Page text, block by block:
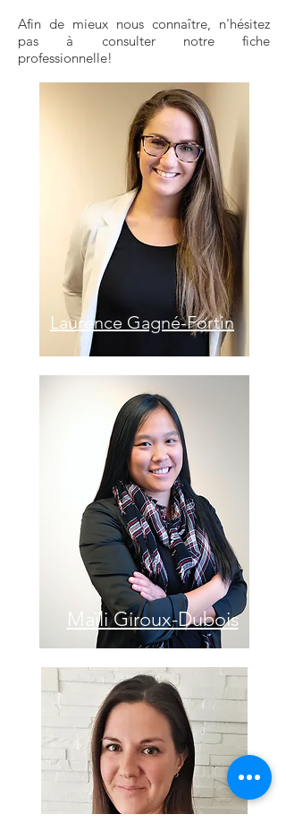
Afin de mieux nous connaître, n'hésitez
pas à consulter notre fiche
professionnelle!
Laurence Gagné-Fortin
Maïli Giroux-Dubois